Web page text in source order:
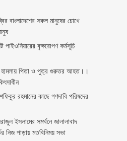
বাংলাদেশের সকল মানুষের চোখে
পাইওনিয়ারের বৃক্ষরোপণ কর্মসূচি
হামলায় পিতা ও পুত্র গুরুতর আহত।।
রহমানের কাছে গণদাবি পরিষদের
ইসলামের সমর্থনে জালালাবাদ
নিজ পাড়ায় মতবিনিময় সভা